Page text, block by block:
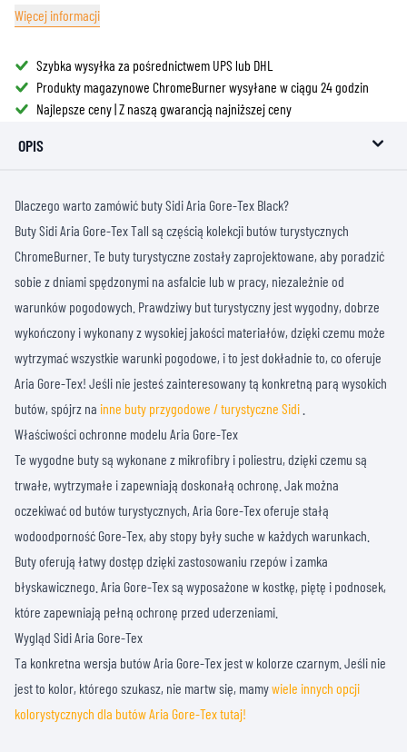
Więcej informacji
Szybka wysyłka za pośrednictwem UPS lub DHL
Produkty magazynowe ChromeBurner wysyłane w ciągu 24 godzin
Najlepsze ceny | Z naszą gwarancją najniższej ceny
OPIS
Dlaczego warto zamówić buty Sidi Aria Gore-Tex Black?
Buty Sidi Aria Gore-Tex Tall są częścią kolekcji butów turystycznych
ChromeBurner. Te buty turystyczne zostały zaprojektowane, aby poradzić
sobie z dniami spędzonymi na asfalcie lub w pracy, niezależnie od
warunków pogodowych. Prawdziwy but turystyczny jest wygodny, dobrze
wykończony i wykonany z wysokiej jakości materiałów, dzięki czemu może
wytrzymać wszystkie warunki pogodowe, i to jest dokładnie to, co oferuje
Aria Gore-Tex! Jeśli nie jesteś zainteresowany tą konkretną parą wysokich
butów, spójrz na inne buty przygodowe / turystyczne Sidi
Właściwości ochronne modelu Aria Gore-Tex
Te wygodne buty są wykonane z mikrofibry i poliestru, dzięki czemu są
trwałe, wytrzymałe i zapewniają doskonałą ochronę. Jak można
oczekiwać od butów turystycznych, Aria Gore-Tex oferuje stałą
wodoodporność Gore-Tex, aby stopy były suche w każdych warunkach.
Buty oferują łatwy dostęp dzięki zastosowaniu rzepów i zamka
błyskawicznego. Aria Gore-Tex są wyposażone w kostkę, piętę i podnosek,
które zapewniają pełną ochronę przed uderzeniami.
Wygląd Sidi Aria Gore-Tex
Ta konkretna wersja butów Aria Gore-Tex jest w kolorze czarnym. Jeśli nie
jest to kolor, którego szukasz, nie martw się, mamywiele innych opcji
kolorystycznych dla butów Aria Gore-Tex tutaj!